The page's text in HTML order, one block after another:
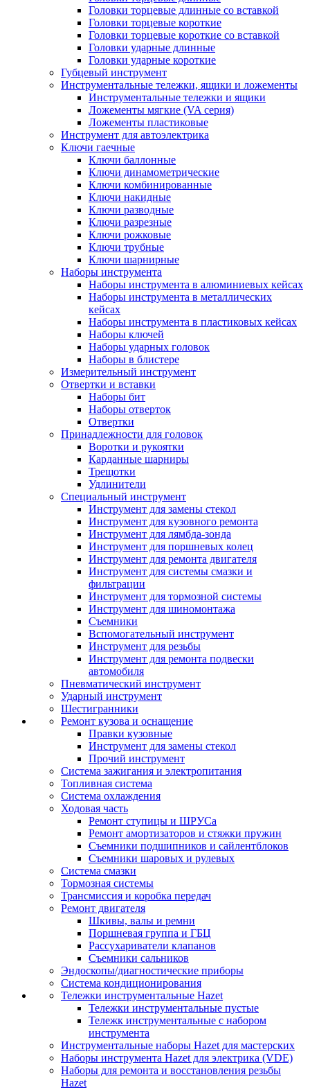
Головки торцевые длинные со вставкой
Головки торцевые короткие
Головки торцевые короткие со вставкой
Головки ударные длинные
Головки ударные короткие
Губцевый инструмент
Инструментальные тележки, ящики и ложементы
Инструментальные тележки и ящики
Ложементы мягкие (VA серия)
Ложементы пластиковые
Инструмент для автоэлектрика
Ключи гаечные
Ключи баллонные
Ключи динамометрические
Ключи комбинированные
Ключи накидные
Ключи разводные
Ключи разрезные
Ключи рожковые
Ключи трубные
Ключи шарнирные
Наборы инструмента
Наборы инструмента в алюминиевых кейсах
Наборы инструмента в металлических
кейсах
Наборы инструмента в пластиковых кейсах
Наборы ключей
Наборы ударных головок
Наборы в блистере
Измерительный инструмент
Отвертки и вставки
Наборы бит
Наборы отверток
Отвертки
Принадлежности для головок
Воротки и рукоятки
Карданные шарниры
Трещотки
Удлинители
Специальный инструмент
Инструмент для замены стекол
Инструмент для кузовного ремонта
Инструмент для лямбда-зонда
Инструмент для поршневых колец
Инструмент для ремонта двигателя
Инструмент для системы смазки и
фильтрации
Инструмент для тормозной системы
Инструмент для шиномонтажа
Съемники
Вспомогательный инструмент
Инструмент для резьбы
Инструмент для ремонта подвески
автомобиля
Пневматический инструмент
Ударный инструмент
Шестигранники
Ремонт кузова и оснащение
Правки кузовные
Инструмент для замены стекол
Прочий инструмент
Система зажигания и электропитания
Топливная система
Система охлаждения
Ходовая часть
Ремонт ступицы и ШРУСа
Ремонт амортизаторов и стяжки пружин
Съемники подшипников и сайлентблоков
Съемники шаровых и рулевых
Система смазки
Тормозная системы
Трансмиссия и коробка передач
Ремонт двигателя
Шкивы, валы и ремни
Поршневая группа и ГБЦ
Рассухариватели клапанов
Съемники сальников
Эндоскопы/диагностические приборы
Система кондиционирования
Тележки инструментальные Hazet
Тележки инструментальные пустые
Тележк инструментальные с набором
инструмента
Инструментальные наборы Hazet для мастерских
Наборы инструмента Hazet для электрика (VDE)
Наборы для ремонта и восстановления резьбы
Hazet